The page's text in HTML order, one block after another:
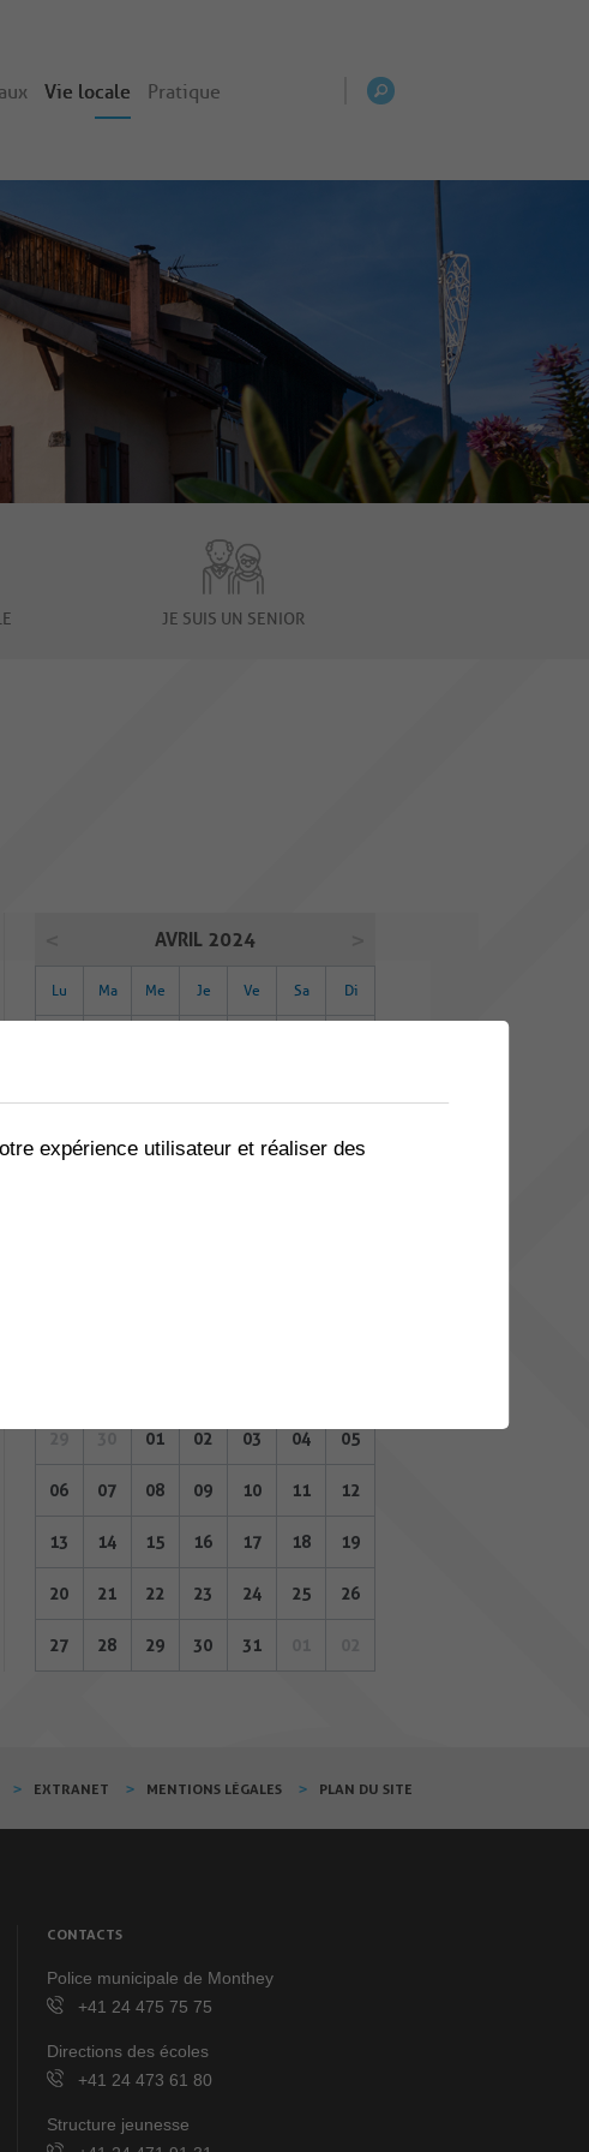
Vie locale Pratique
JE SUIS UN SENIOR
AVRIL 2024
Lu Ma Me Je Ve Sa Di
15 16 17 18 19 20 21
01 02 03 04 05
06 07 08 09 10 11 12
13 14 15 16 17 18 19
20 21 22 23 24 25 26
27 28 29 30 31
EXTRANET MENTIONS LÉGALES PLAN DU SITE
CONTACTS
Police municipale de Monthey
+41 24 475 75 75
Directions des écoles
+41 24 473 61 80
Structure jeunesse
expérience utilisateur et réaliser des